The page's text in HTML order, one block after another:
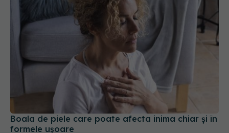
Boala de piele care poate afecta inima chiar și în
formele ușoare
27 iul 2026, 22:29